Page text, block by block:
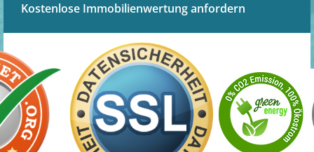
Kostenlose Immobilienwertung anfordern